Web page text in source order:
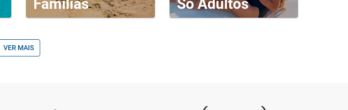
Famílias Só Adultos
VER MAIS